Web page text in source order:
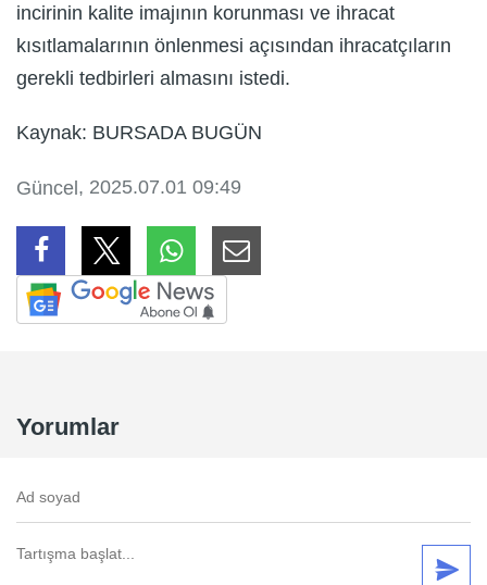
incirinin kalite imajının korunması ve ihracat
kısıtlamalarının önlenmesi açısından ihracatçıların
gerekli tedbirleri almasını istedi.
Kaynak: BURSADA BUGÜN
Güncel , 2025.07.01 09:49
Yorumlar